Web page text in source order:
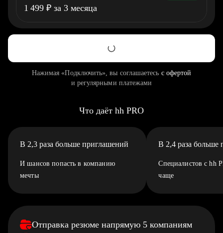
1 499 ₽ за 3 месяца
Нажимая «Подключить», вы соглашаетесь с офертой
и регулярными платежами
Что даёт hh PRO
В 2,3 раза больше приглашений
И шансов попасть в компанию
мечты
В 2,4 раза больше
Специалистов с hh
чаще
Отправка резюме напрямую 5 компаниям